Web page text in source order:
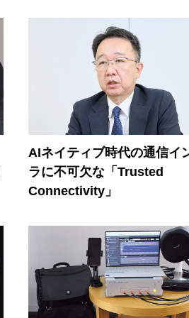
AIネイティブ時代の通信イ
ラに不可欠な「Trusted
Connectivity」